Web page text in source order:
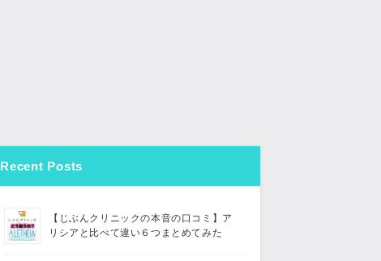
Recent Posts
【じぶんクリニックの本音の口コミ】ア
リシアと比べて違い６つまとめてみた